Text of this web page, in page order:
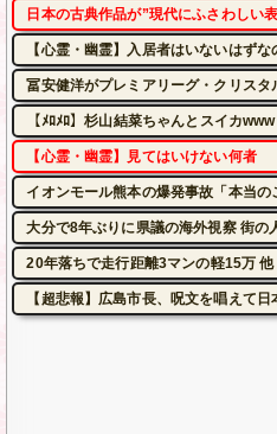
日本の古典作品が”現代にふさわし
【心霊・幽霊】入居者はいないはずな
冨安健洋がプレミアリーグ・クリスタ
【ﾒﾛﾒﾛ】杉山結菜ちゃんとスイカwww
【心霊・幽霊】見てはいけない何者
イオンモール熊本の爆発事故「本当
大分で8年ぶりに県議の海外視察 街
20年落ちで走行距離3マンの軽15万 他
【超悲報】広島市長、呪文を唱えて